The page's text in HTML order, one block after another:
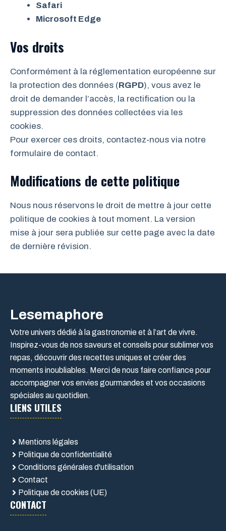
Safari
Microsoft Edge
Vos droits
Conformément à la réglementation européenne sur
la protection des données (RGPD), vous avez le
droit de demander l’accès, la rectification ou la
suppression des données collectées via les
cookies.
Pour exercer ces droits, contactez-nous via notre
formulaire de contact.
Modifications de cette politique
Nous nous réservons le droit de mettre à jour cette
politique de cookies à tout moment. La version
mise à jour sera publiée sur cette page avec la date
de dernière révision.
Lesemaphore
Votre univers dédié à la gastronomie et à l’art de vivre.
Inspirez-vous de nos saveurs et conseils pour sublimer vos
repas, découvrir des recettes uniques et créer des
moments inoubliables. Merci de nous faire confiance pour
accompagner vos envies gourmandes et vos occasions
spéciales au quotidien.
LIENS UTILES
Mentions légales
Politique de confidentialité
Conditions générales d'utilisation
Contact
Politique de cookies (UE)
CONTACT